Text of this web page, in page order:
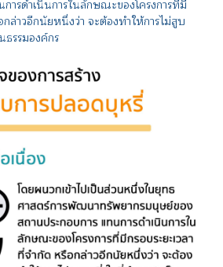
ารดำเนินการในลักษณะของโครงการที่มี
กล่าวอีกนัยหนึ่งว่า จะต้องทำให้การไม่สูบ
รรมองค์กร